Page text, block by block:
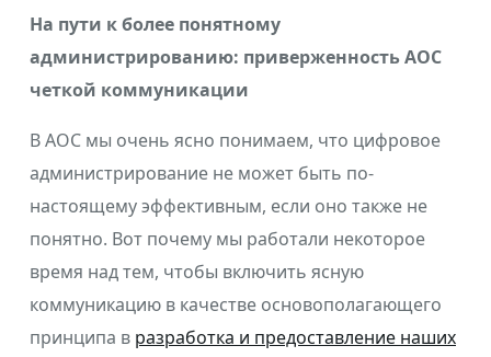
На пути к более понятному
администрированию: приверженность AOC
четкой коммуникации
В AOC мы очень ясно понимаем, что цифровое
администрирование не может быть по-
настоящему эффективным, если оно также не
понятно. Вот почему мы работали некоторое
время над тем, чтобы включить ясную
коммуникацию в качестве основополагающего
принципа в разработка и предоставление наших